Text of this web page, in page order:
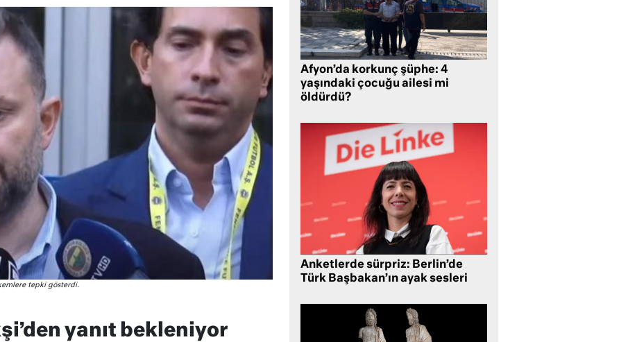
tepki gösterdi.
yanıt bekleniyor
Afyon’da korkunç şüphe: 4
yaşındaki çocuğu ailesi mi
öldürdü?
Anketlerde sürpriz: Berlin’de
Türk Başbakan’ın ayak sesleri